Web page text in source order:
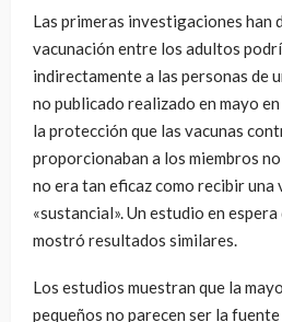
Las primeras investigaciones han
vacunación entre los adultos
indirectamente a las personas de
no publicado realizado en mayo
la protección que las vacunas
proporcionaban a los miembros
no era tan eficaz como recibir una
«sustancial». Un estudio en
mostró resultados similares.
Los estudios muestran que la
pequeños no parecen ser la